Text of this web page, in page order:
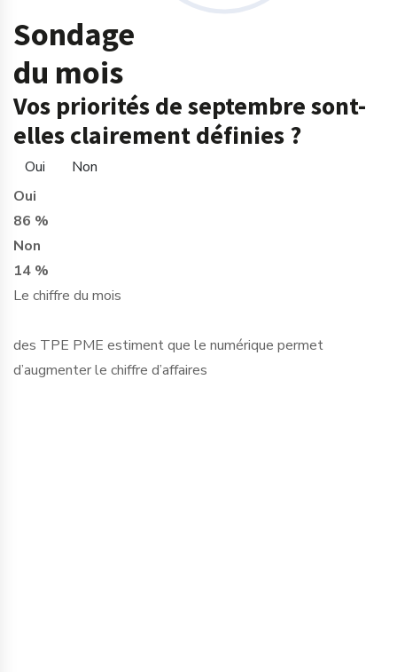
Sondage
du mois
Vos priorités de septembre sont-
elles clairement définies ?
Oui
Non
Oui
86 %
Non
14 %
Le chiffre du mois
des TPE PME estiment que le numérique permet
d’augmenter le chiffre d’affaires